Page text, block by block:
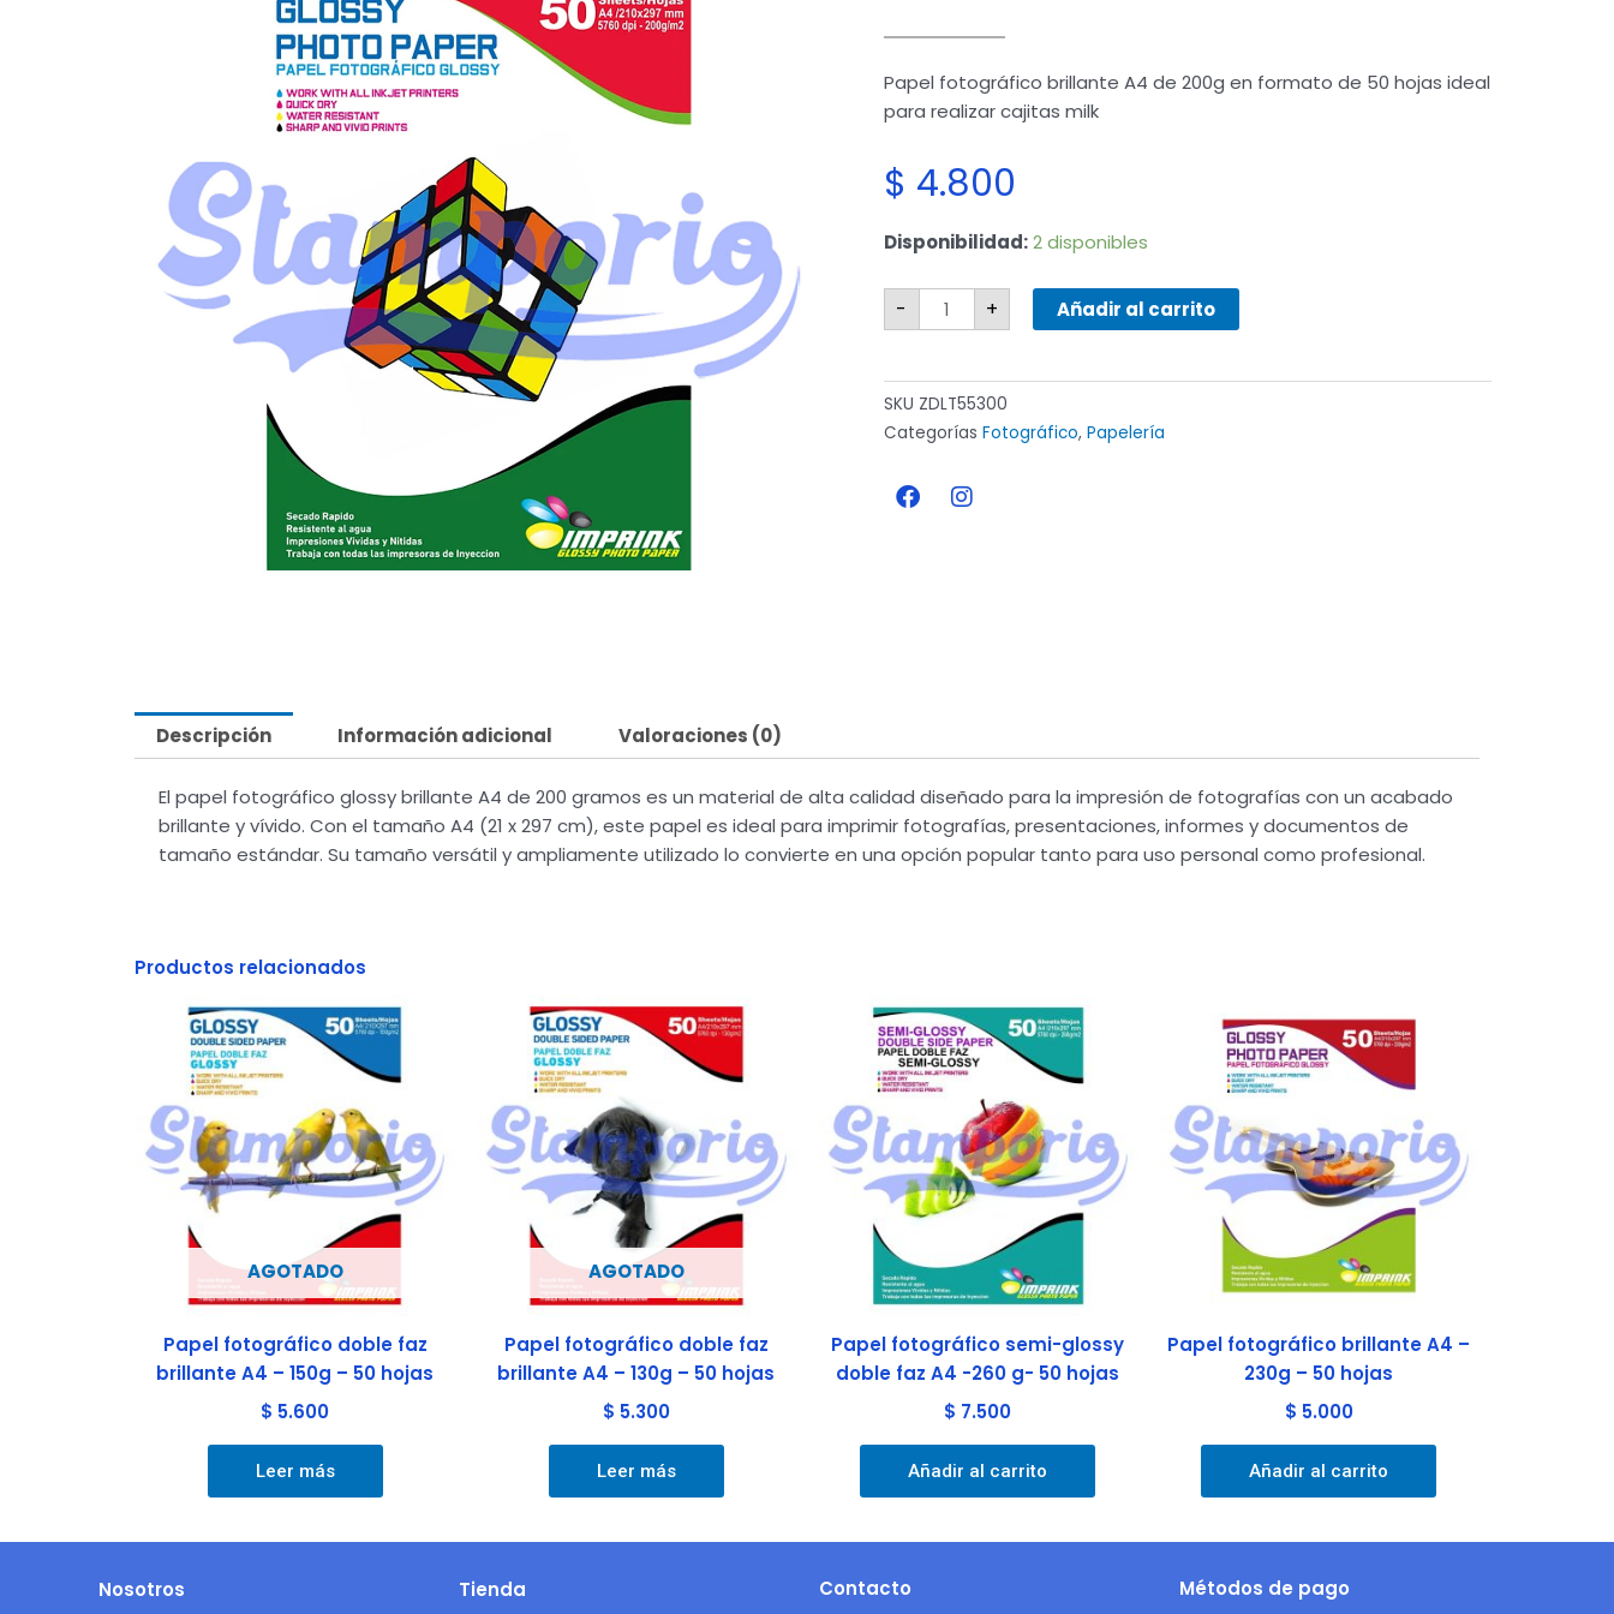
Papel fotográfico brillante A4 de 200g en formato de 50 hojas ideal
para realizar cajitas milk
$ 4.800
Disponibilidad:2 disponibles
-
Papel
fotográfico
A4
200g
hojas
cantidad
+ Añadir al carrito
SKU ZDLT55300
Categorías Fotográfico, Papelería
F
a
I
n
Descripción Información adicional Valoraciones (0)
El papel fotográfico glossy brillante A4 de 200 gramos es un material de alta calidad diseñado para la impresión de fotografías con un acabado
brillante y vívido. Con el tamaño A4 (21 x 297 cm), este papel es ideal para imprimir fotografías, presentaciones, informes y documentos de
tamaño estándar. Su tamaño versátil y ampliamente utilizado lo convierte en una opción popular tanto para uso personal como profesional.
Productos relacionados
AGOTADO
Papel fotográfico doble faz
brillante A4 – 150g – 50 hojas
$ 5.600
Leer más
AGOTADO
Papel fotográfico doble faz
brillante A4 – 130g – 50 hojas
$ 5.300
Leer más
Papel fotográfico semi-glossy
doble faz A4 -260 g- 50 hojas
$ 7.500
Añadir al carrito
Papel fotográfico brillante A4 –
230g – 50 hojas
$ 5.000
Añadir al carrito
Nosotros Tienda Contacto Métodos de pago